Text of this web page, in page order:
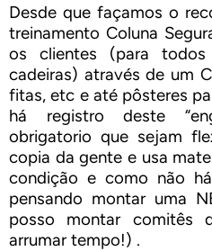
Desde que façamos o
treinamento Coluna
os clientes (para
cadeiras) através de um
fitas, etc e até pôsteres
há registro deste
obrigatorio que sejam
copia da gente e usa
condição e como não
pensando montar uma
posso montar comitês
arrumar tempo!) .